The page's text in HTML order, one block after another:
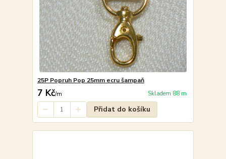
25P Popruh Pop 25mm ecru šampaň
7 Kč/m Skladem 88 m
Přidat do košíku